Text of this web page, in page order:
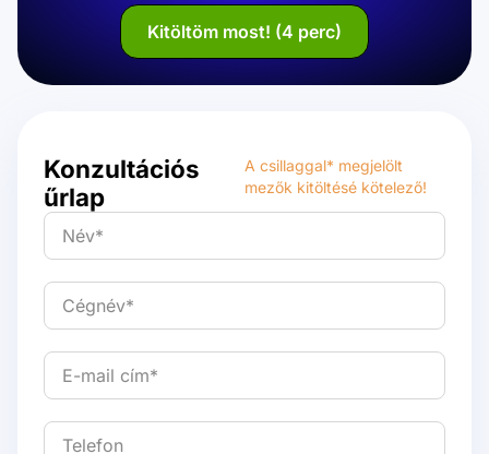
Kitöltöm most! (4 perc)
Konzultációs
űrlap
A csillaggal* megjelölt
mezők kitöltésé kötelező!